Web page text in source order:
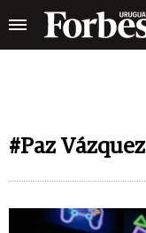
#Paz Vázquez